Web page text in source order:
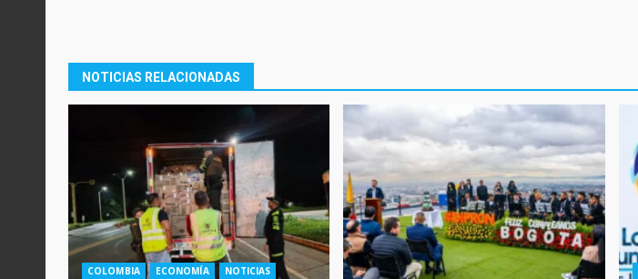
NOTICIAS RELACIONADAS
COLOMBIA ECONOMÍA
NOTICIAS